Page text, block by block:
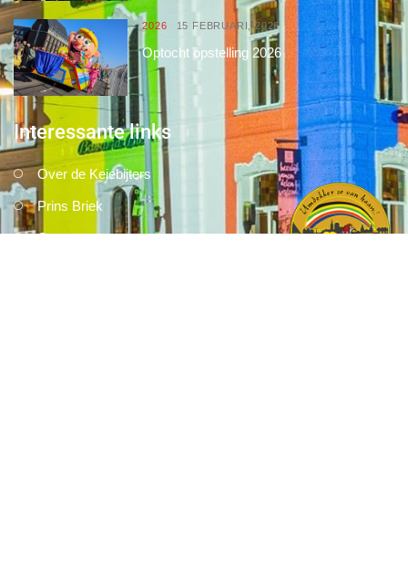
2026 15 FEBRUARI, 2026
Optocht opstelling 2026
Interessante links
Over de Keiebijters
Prins Briek
Contact